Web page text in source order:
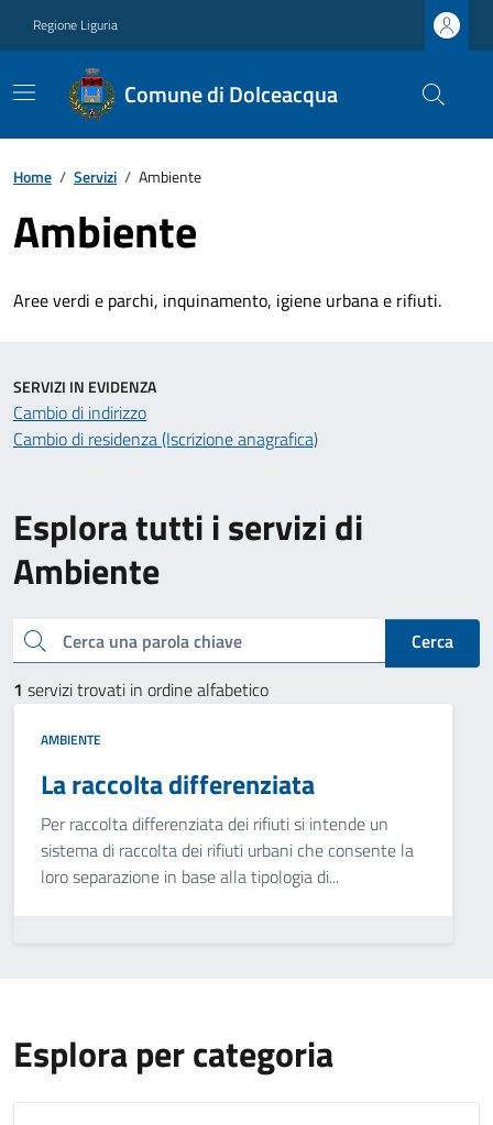
Regione Liguria
Comune di Dolceacqua
Home / Servizi / Ambiente
Ambiente
Aree verdi e parchi, inquinamento, igiene urbana e rifiuti.
Esplora tutti i servizi di
Ambiente
Cerca una parola chiave
Cerca
1 servizi trovati in ordine alfabetico
AMBIENTE
La raccolta differenziata
Per raccolta differenziata dei rifiuti si intende un
sistema di raccolta dei rifiuti urbani che consente la
loro separazione in base alla tipologia di...
SERVIZI IN EVIDENZA
Cambio di indirizzo
Cambio di residenza (Iscrizione anagrafica)
Esplora per categoria